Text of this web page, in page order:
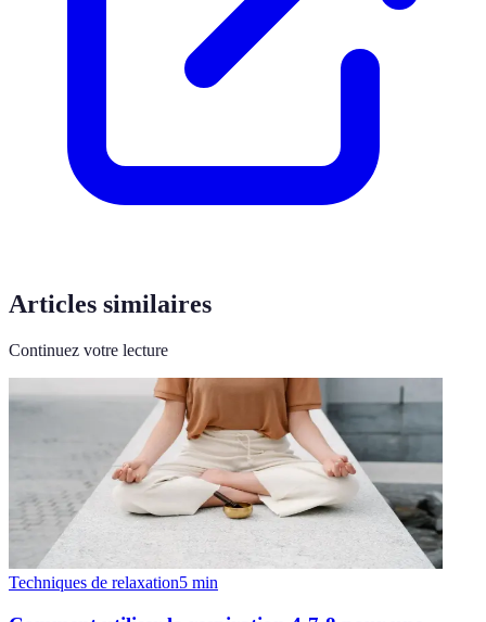
Articles similaires
Continuez votre lecture
Techniques de relaxation5 min